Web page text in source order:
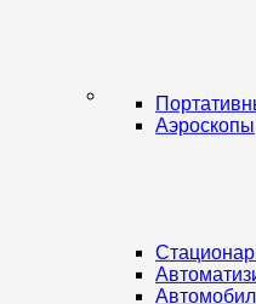
Аэроскопы